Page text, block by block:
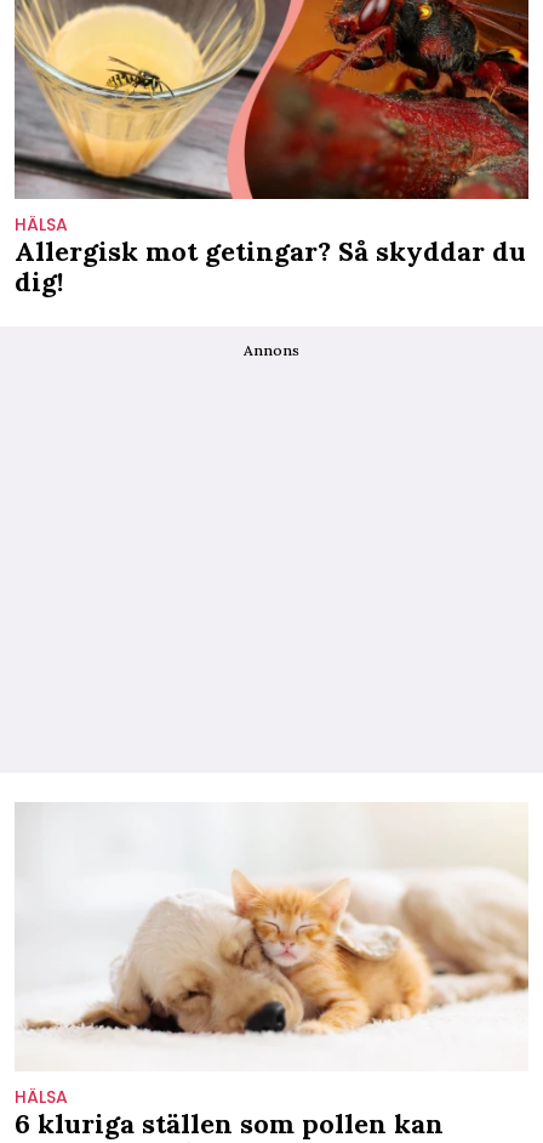
HÄLSA
Allergisk mot getingar? Så skyddar du
dig!
Annons
HÄLSA
6 kluriga ställen som pollen kan